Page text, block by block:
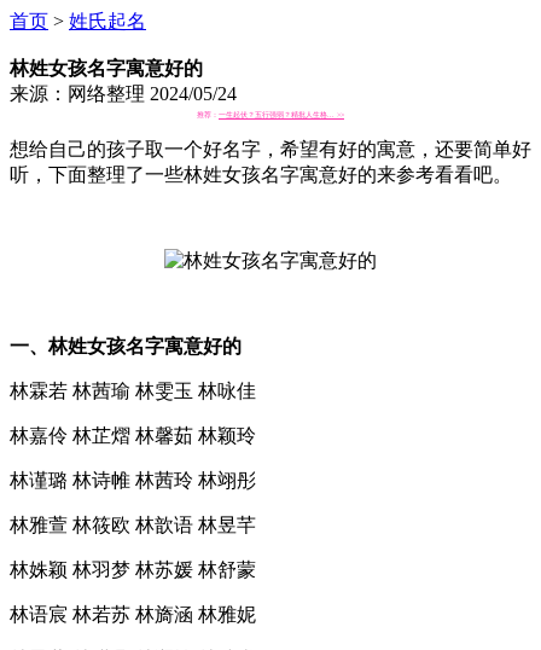
首页 > 姓氏起名
林姓女孩名字寓意好的
来源：网络整理 2024/05/24
推荐： 一生起伏？五行强弱？精批人生格... >>
想给自己的孩子取一个好名字，希望有好的寓意，还要简单好
听，下面整理了一些林姓女孩名字寓意好的来参考看看吧。
一、林姓女孩名字寓意好的
林霖若 林茜瑜 林雯玉 林咏佳
林嘉伶 林芷熠 林馨茹 林颖玲
林谨璐 林诗帷 林茜玲 林翊彤
林雅萱 林筱欧 林歆语 林昱芊
林姝颖 林羽梦 林苏媛 林舒蒙
林语宸 林若苏 林旖涵 林雅妮